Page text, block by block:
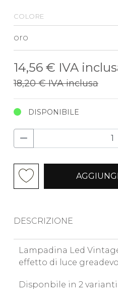
colore
14,56 € IVA
18,20 €IVA inclusa
DISPONIBILE
DESCRIZIONE
Lampadina Led
effetto di luce
Disponbile in 2